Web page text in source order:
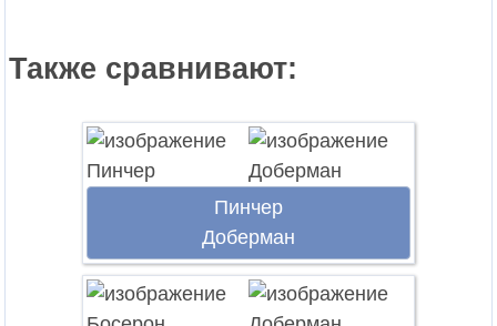
Также сравнивают:
Пинчер
Доберман